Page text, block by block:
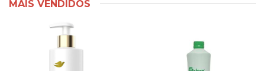
MAIS VENDIDOS